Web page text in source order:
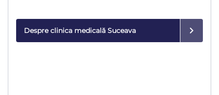
Despre clinica medicală Suceava